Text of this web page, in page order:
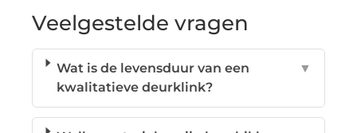
Veelgestelde vragen
Wat is de levensduur van een
kwalitatieve deurklink?
▼